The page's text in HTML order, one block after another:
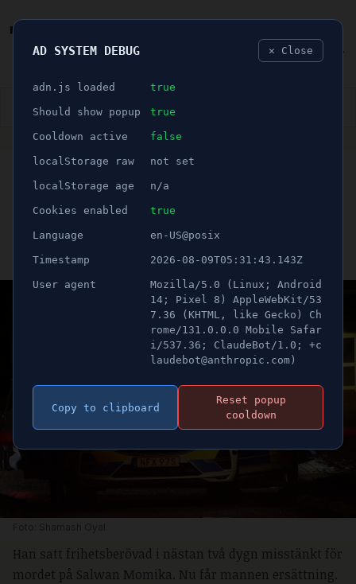
👮🏻‍♂️ BLÅLJUS ÅSIKTER SPORT
ANNONS
Misstänktes för mord på
Momika – får ersättning
Publicerad 11 april 2026 08:00
Uppdaterad 21 juni 2026 05:32
Han satt frihetsberövad i nästan två dygn misstänkt för
mordet på Salwan Momika. Nu får mannen ersättning.
AD SYSTEM DEBUG ✕ Close
adn.js loaded true
Should show popup true
Cooldown active false
localStorage raw not set
localStorage age n/a
Cookies enabled true
Language en-US@posix
Timestamp 2026-08-09T05:31:43.143Z
User agent
Mozilla/5.0 (Linux; Android
14; Pixel 8) AppleWebKit/53
7.36 (KHTML, like Gecko) Ch
rome/131.0.0.0 Mobile Safar
i/537.36; ClaudeBot/1.0; +c
laudebot@anthropic.com)
Copy to clipboard
Reset popup
cooldown